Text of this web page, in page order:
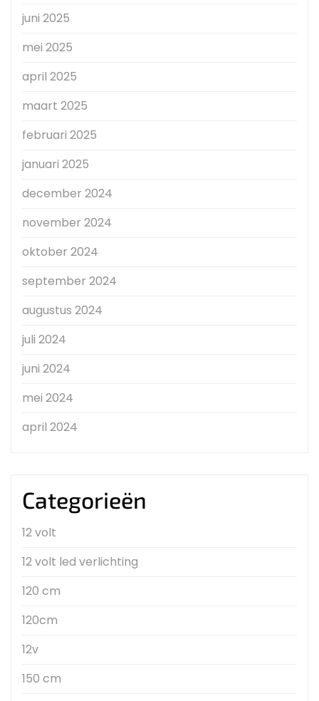
juni 2025
mei 2025
april 2025
maart 2025
februari 2025
januari 2025
december 2024
november 2024
oktober 2024
september 2024
augustus 2024
juli 2024
juni 2024
mei 2024
april 2024
Categorieën
12 volt
12 volt led verlichting
120 cm
120cm
12v
150 cm